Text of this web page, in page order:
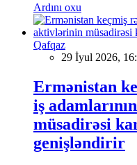
Ardını oxu
Qafqaz
29 İyul 2026,
Ermənistan
iş
müsadirəsi
genişləndirir